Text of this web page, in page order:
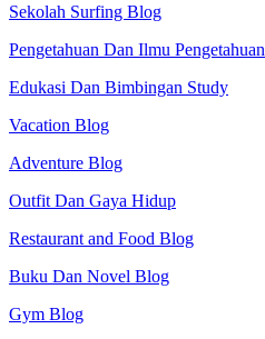
Sekolah Surfing Blog
Pengetahuan Dan Ilmu Pengetahuan
Edukasi Dan Bimbingan Study
Vacation Blog
Adventure Blog
Outfit Dan Gaya Hidup
Restaurant and Food Blog
Buku Dan Novel Blog
Gym Blog